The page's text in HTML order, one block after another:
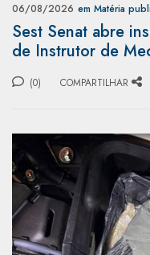
06/08/2026 em Matéria
Sest Senat abre
de Instrutor de
(0) COMPARTILHAR